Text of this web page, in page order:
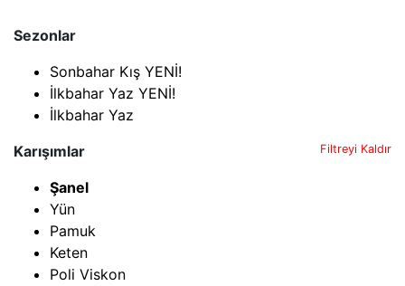
Sezonlar
Sonbahar Kış YENİ!
İlkbahar Yaz YENİ!
İlkbahar Yaz
Karışımlar
Filtreyi Kaldır
Şanel
Yün
Pamuk
Keten
Poli Viskon